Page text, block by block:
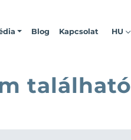
Blog Kapcsolat HU
található